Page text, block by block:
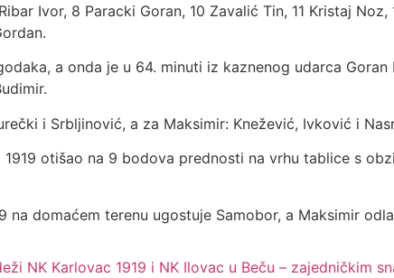
Ivor, 8 Paracki Goran, 10 Zavalić Tin, 11 Kristaj
a onda je u 64. minuti iz kaznenog udarca
i Srbljinović, a za Maksimir: Knežević, Ivković i
otišao na 9 bodova prednosti na vrhu tablice s
na domaćem terenu ugostuje Samobor, a Maksimir
NK Karlovac 1919 i NK Ilovac u Beču – zajedničkim